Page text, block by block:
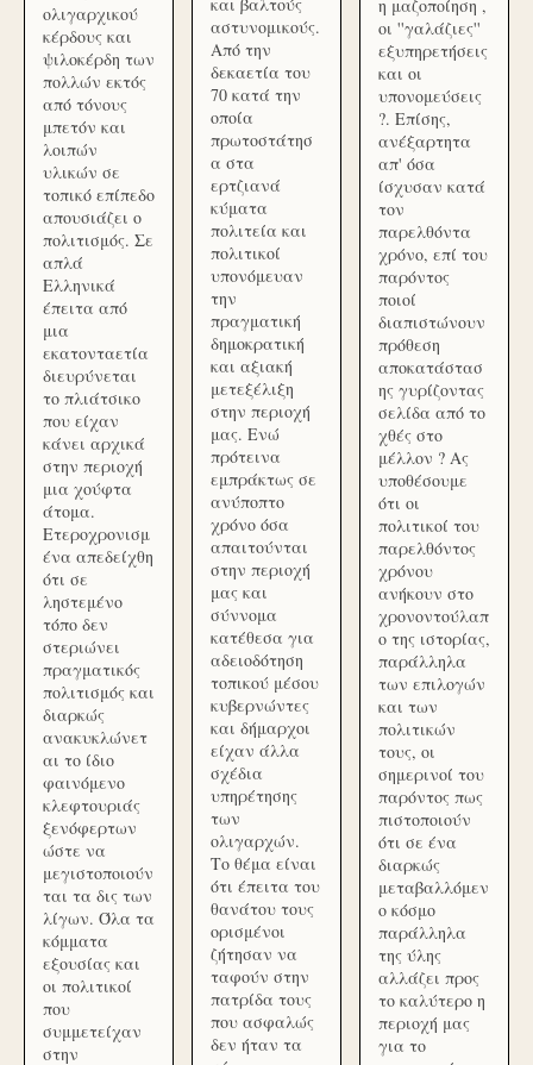
ολιγαρχικού
κέρδους και
ψιλοκέρδη των
πολλών εκτός
από τόνους
μπετόν και
λοιπών
υλικών σε
τοπικό επίπεδο
απουσιάζει ο
πολιτισμός. Σε
απλά
Ελληνικά
έπειτα από
μια
εκατονταετία
διευρύνεται
το πλιάτσικο
που είχαν
κάνει αρχικά
στην περιοχή
μια χούφτα
άτομα.
Ετεροχρονισμ
ένα απεδείχθη
ότι σε
ληστεμένο
τόπο δεν
στεριώνει
πραγματικός
πολιτισμός και
διαρκώς
ανακυκλώνετ
αι το ίδιο
φαινόμενο
κλεφτουριάς
ξενόφερτων
ώστε να
μεγιστοποιούν
ται τα δις των
λίγων. Όλα τα
κόμματα
εξουσίας και
οι πολιτικοί
που
συμμετείχαν
στην
αστυνομικούς.
Από την
δεκαετία του
70 κατά την
οποία
πρωτοστάτησ
α στα
ερτζιανά
κύματα
πολιτεία και
πολιτικοί
υπονόμευαν
την
πραγματική
δημοκρατική
και αξιακή
μετεξέλιξη
στην περιοχή
μας. Ενώ
πρότεινα
εμπράκτως σε
ανύποπτο
χρόνο όσα
απαιτούνται
στην περιοχή
μας και
σύννομα
κατέθεσα για
αδειοδότηση
τοπικού μέσου
κυβερνώντες
και δήμαρχοι
είχαν άλλα
σχέδια
υπηρέτησης
των
ολιγαρχών.
Το θέμα είναι
ότι έπειτα του
θανάτου τους
ορισμένοι
ζήτησαν να
ταφούν στην
πατρίδα τους
που ασφαλώς
δεν ήταν τα
η μαζοποίηση ,
οι ''γαλάζιες''
εξυπηρετήσεις
και οι
υπονομεύσεις
?. Επίσης,
ανέξαρτητα
απ' όσα
ίσχυσαν κατά
τον
παρελθόντα
χρόνο, επί του
παρόντος
ποιοί
διαπιστώνουν
πρόθεση
αποκατάστασ
ης γυρίζοντας
σελίδα από το
χθές στο
μέλλον ? Ας
υποθέσουμε
ότι οι
πολιτικοί του
παρελθόντος
χρόνου
ανήκουν στο
χρονοντούλαπ
ο της ιστορίας,
παράλληλα
των επιλογών
και των
πολιτικών
τους, οι
σημερινοί του
παρόντος πως
πιστοποιούν
ότι σε ένα
διαρκώς
μεταβαλλόμεν
ο κόσμο
παράλληλα
της ύλης
αλλάζει προς
το καλύτερο η
περιοχή μας
για το